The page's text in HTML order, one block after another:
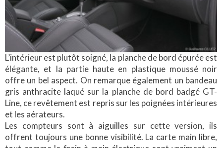
L’intérieur est plutôt soigné, la planche de bord épurée est
élégante, et la partie haute en plastique moussé noir
offre un bel aspect. On remarque également un bandeau
gris anthracite laqué sur la planche de bord badgé GT-
Line, ce revêtement est repris sur les poignées intérieures
et les aérateurs.
Les compteurs sont à aiguilles sur cette version, ils
offrent toujours une bonne visibilité. La carte main libre,